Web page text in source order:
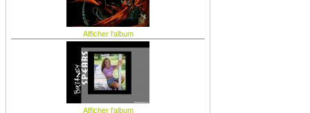
Afficher l'album
Afficher l'album